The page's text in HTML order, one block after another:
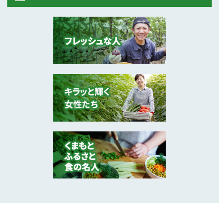
2026年2月
いちご（ゆうべに）
八代市
“データで読み解く”イチゴづくり･･･
2026年2月
トマト、水稲
山都町
県庁から畑へ ― 農業を“クリエ･･･
2026年2月